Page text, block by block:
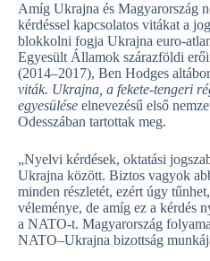
Amíg Ukrajna és Magyarország
kérdéssel kapcsolatos vitákat a
blokkolni fogja Ukrajna euro-
Egyesült Államok szárazföldi
(2014–2017), Ben Hodges
viták. Ukrajna, a fekete-tengeri
egyesülése elnevezésű első
Odesszában tartottak meg.
„Nyelvi kérdések, oktatási
Ukrajna között. Biztos vagyok
minden részletét, ezért úgy
véleménye, de amíg ez a kérdés
a NATO-t. Magyarország
NATO–Ukrajna bizottság